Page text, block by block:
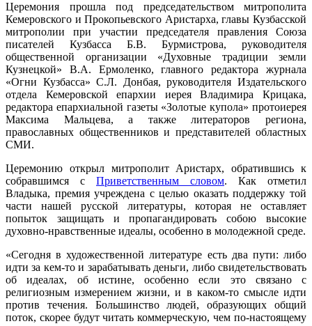
Церемония прошла под председательством митрополита
Кемеровского и Прокопьевского Аристарха, главы Кузбасской
митрополии при участии председателя правления Союза
писателей Кузбасса Б.В. Бурмистрова, руководителя
общественной организации «Духовные традиции земли
Кузнецкой» В.А. Ермоленко, главного редактора журнала
«Огни Кузбасса» С.Л. Донбая, руководителя Издательского
отдела Кемеровской епархии иерея Владимира Крицака,
редактора епархиальной газеты «Золотые купола» протоиерея
Максима Мальцева, а также литераторов региона,
православных общественников и представителей областных
СМИ.
Церемонию открыл митрополит Аристарх, обратившись к
собравшимся с Приветственным словом. Как отметил
Владыка, премия учреждена с целью оказать поддержку той
части нашей русской литературы, которая не оставляет
попыток защищать и пропагандировать собою высокие
духовно-нравственные идеалы, особенно в молодежной среде.
«Сегодня в художественной литературе есть два пути: либо
идти за кем-то и зарабатывать деньги, либо свидетельствовать
об идеалах, об истине, особенно если это связано с
религиозным измерением жизни, и в каком-то смысле идти
против течения. Большинство людей, образующих общий
поток, скорее будут читать коммерческую, чем по-настоящему